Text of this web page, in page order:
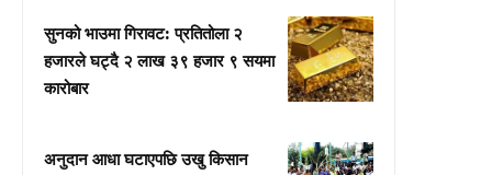
सुनको भाउमा गिरावट: प्रतितोला २
हजारले घट्दै २ लाख ३९ हजार ९ सयमा
कारोबार
अनुदान आधा घटाएपछि उखु किसान